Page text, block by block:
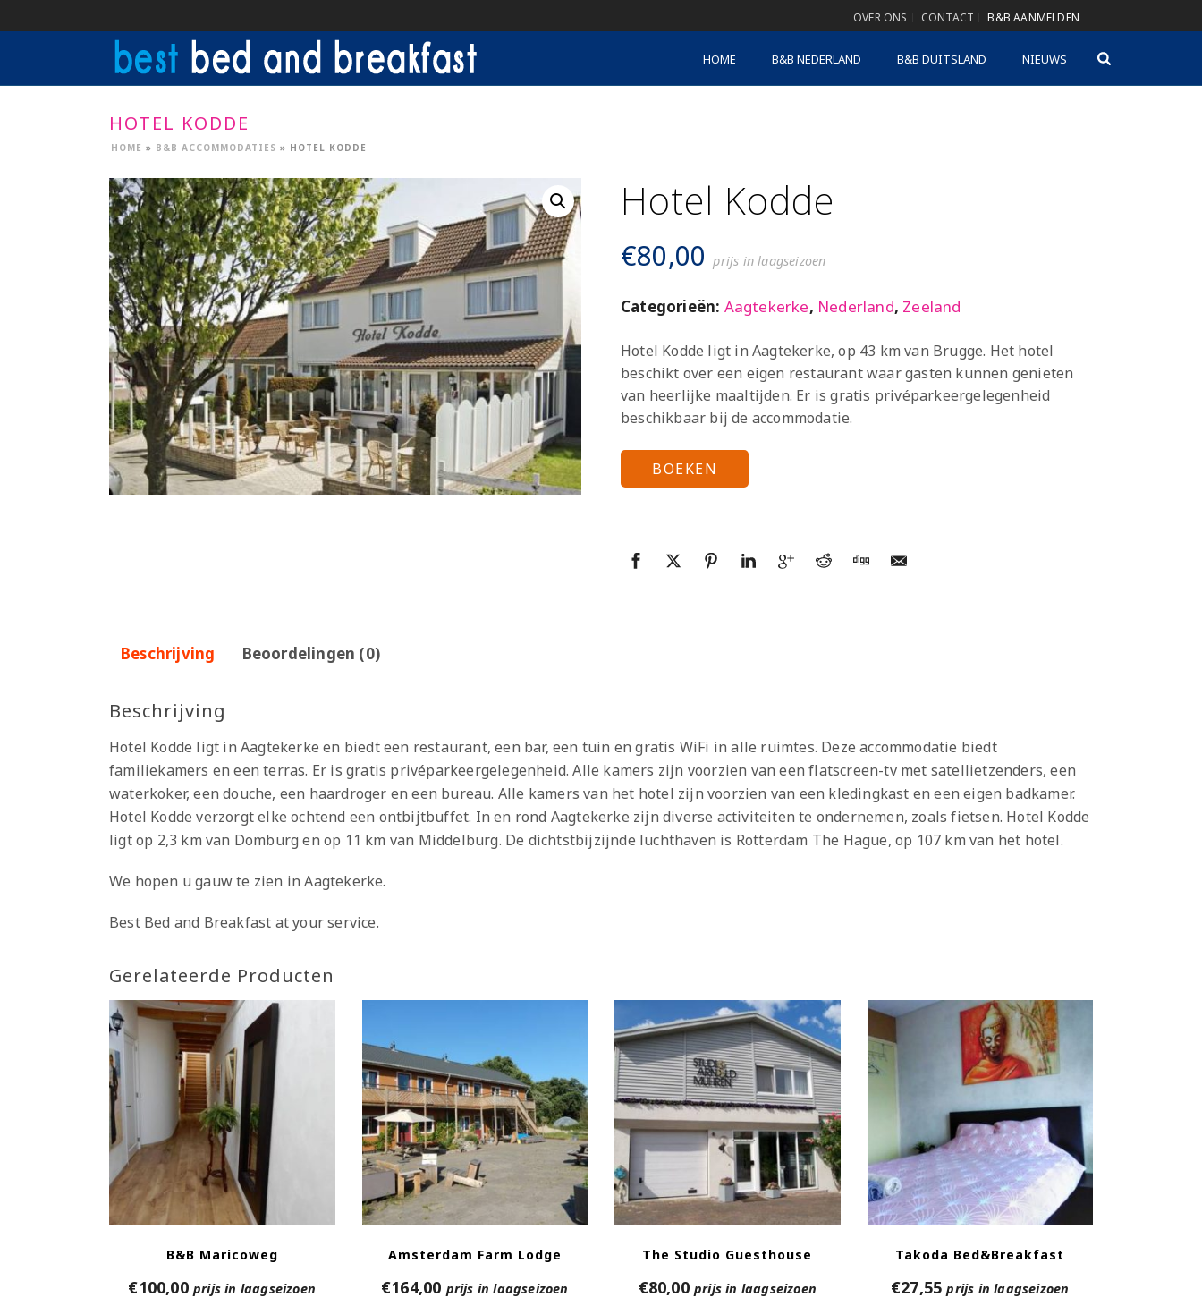
OVER ONS CONTACT B&B AANMELDEN
HOME B&B NEDERLAND B&B DUITSLAND NIEUWS
HOTEL KODDE
HOME » B&B ACCOMMODATIES » HOTEL KODDE
Hotel Kodde
€80,00 prijs in laagseizoen
Categorieën: Aagtekerke, Nederland, Zeeland
Hotel Kodde ligt in Aagtekerke, op 43 km van Brugge. Het hotel
beschikt over een eigen restaurant waar gasten kunnen genieten
van heerlijke maaltijden. Er is gratis privéparkeergelegenheid
beschikbaar bij de accommodatie.
BOEKEN
Beschrijving Beoordelingen (0)
Beschrijving
Hotel Kodde ligt in Aagtekerke en biedt een restaurant, een bar, een tuin en gratis WiFi in alle ruimtes. Deze accommodatie biedt
familiekamers en een terras. Er is gratis privéparkeergelegenheid. Alle kamers zijn voorzien van een flatscreen-tv met satellietzenders, een
waterkoker, een douche, een haardroger en een bureau. Alle kamers van het hotel zijn voorzien van een kledingkast en een eigen badkamer.
Hotel Kodde verzorgt elke ochtend een ontbijtbuffet. In en rond Aagtekerke zijn diverse activiteiten te ondernemen, zoals fietsen. Hotel Kodde
ligt op 2,3 km van Domburg en op 11 km van Middelburg. De dichtstbijzijnde luchthaven is Rotterdam The Hague, op 107 km van het hotel.
We hopen u gauw te zien in Aagtekerke.
Best Bed and Breakfast at your service.
Gerelateerde Producten
B&B Maricoweg
€100,00 prijs in laagseizoen
Amsterdam Farm Lodge
€164,00 prijs in laagseizoen
The Studio Guesthouse
€80,00 prijs in laagseizoen
Takoda Bed&Breakfast
€27,55 prijs in laagseizoen